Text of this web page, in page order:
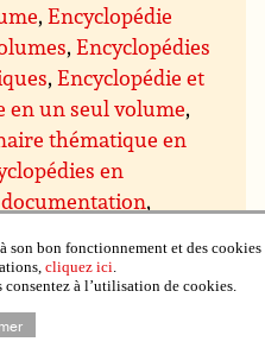
,Encyclopédie
,Encyclopédies
,Encyclopédie et
un seul volume,
thématique en
en
,
générale,
,Moyen-Âge,
siècle avant 1945
son bon fonctionnement et des cookies
cliquez ici.
à l’utilisation de cookies.